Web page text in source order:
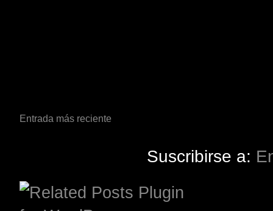
Entrada más reciente
Suscribirse a: